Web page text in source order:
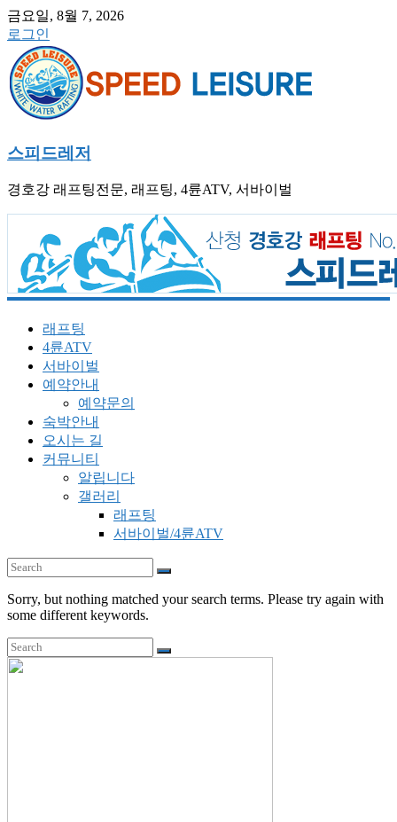
금요일, 8월 7, 2026
로그인
스피드레저
경호강 래프팅전문, 래프팅, 4륜ATV, 서바이벌
래프팅
4륜ATV
서바이벌
예약안내
예약문의
숙박안내
오시는 길
커뮤니티
알립니다
갤러리
래프팅
서바이벌/4륜ATV
Sorry, but nothing matched your search terms. Please try again with
some different keywords.